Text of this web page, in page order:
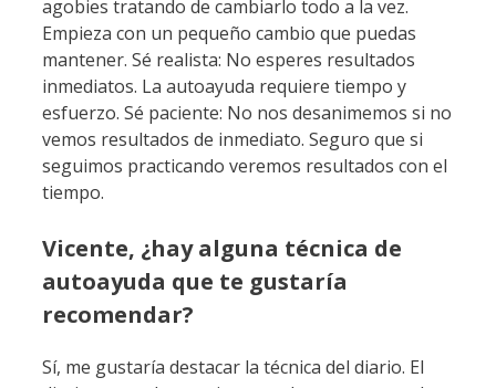
agobies tratando de cambiarlo todo a la vez.
Empieza con un pequeño cambio que puedas
mantener. Sé realista: No esperes resultados
inmediatos. La autoayuda requiere tiempo y
esfuerzo. Sé paciente: No nos desanimemos si no
vemos resultados de inmediato. Seguro que si
seguimos practicando veremos resultados con el
tiempo.
Vicente, ¿hay alguna técnica de
autoayuda que te gustaría
recomendar?
Sí, me gustaría destacar la técnica del diario. El